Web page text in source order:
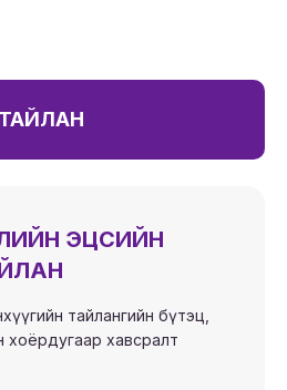
ТАЙЛАН
ЭЦСИЙН
тайлангийн бүтэц,
хоёрдугаар хавсралт